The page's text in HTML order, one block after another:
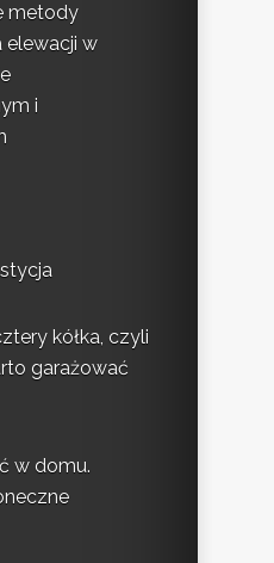
metody
elewacji w
i
kółka, czyli
garażować
w domu.